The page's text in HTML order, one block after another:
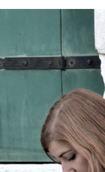
deutschland.html